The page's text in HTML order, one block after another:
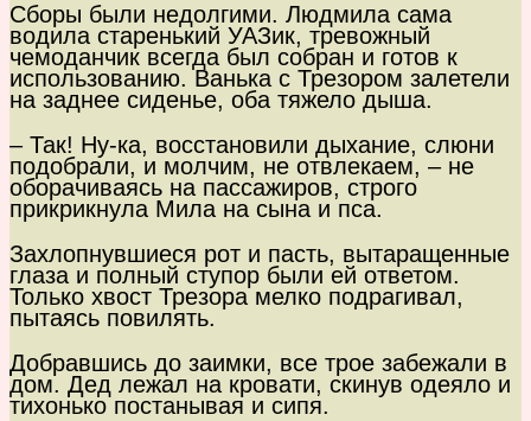
Сборы были недолгими. Людмила сама
водила старенький УАЗик, тревожный
чемоданчик всегда был собран и готов к
использованию. Ванька с Трезором залетели
на заднее сиденье, оба тяжело дыша.
– Так! Ну-ка, восстановили дыхание, слюни
подобрали, и молчим, не отвлекаем, – не
оборачиваясь на пассажиров, строго
прикрикнула Мила на сына и пса.
Захлопнувшиеся рот и пасть, вытаращенные
глаза и полный ступор были ей ответом.
Только хвост Трезора мелко подрагивал,
пытаясь повилять.
Добравшись до заимки, все трое забежали в
дом. Дед лежал на кровати, скинув одеяло и
тихонько постанывая и сипя.